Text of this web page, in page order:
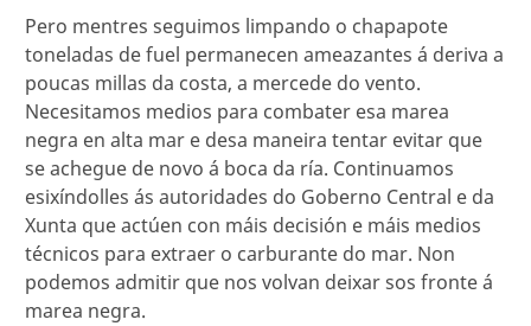
Pero mentres seguimos limpando o chapapote
toneladas de fuel permanecen ameazantes á deriva a
poucas millas da costa, a mercede do vento.
Necesitamos medios para combater esa marea
negra en alta mar e desa maneira tentar evitar que
se achegue de novo á boca da ría. Continuamos
esixíndolles ás autoridades do Goberno Central e da
Xunta que actúen con máis decisión e máis medios
técnicos para extraer o carburante do mar. Non
podemos admitir que nos volvan deixar sos fronte á
marea negra.